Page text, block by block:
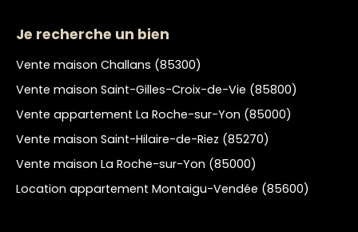
Je recherche un bien
Vente maison Challans (85300)
Vente maison Saint-Gilles-Croix-de-Vie (85800)
Vente appartement La Roche-sur-Yon (85000)
Vente maison Saint-Hilaire-de-Riez (85270)
Vente maison La Roche-sur-Yon (85000)
Location appartement Montaigu-Vendée (85600)